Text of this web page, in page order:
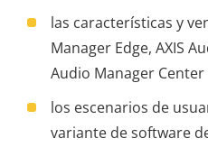
las características y
Manager Edge, AXIS
Audio Manager Center
los escenarios de
variante de software